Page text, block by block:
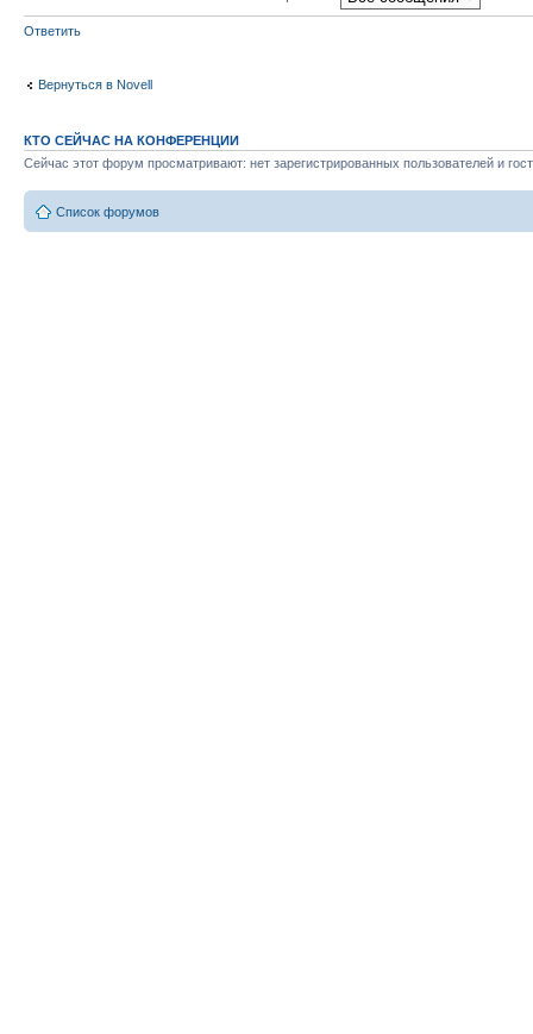
Ответить
Вернуться в Novell
КТО СЕЙЧАС НА КОНФЕРЕНЦИИ
Сейчас этот форум просматривают: нет зарегистрированных пользователей и
Список форумов